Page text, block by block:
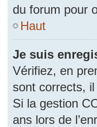
du forum pour
Haut
Je suis
Vérifiez, en
sont corrects,
Si la gestion
ans lors de